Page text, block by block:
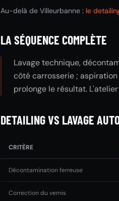
Au-delà de Villeurbanne : le
LA SÉQUENCE COMPLÈTE
Lavage technique,
côté carrosserie ;
prolonge le résultat.
DETAILING VS LAVAGE
CRITÈRE
Décontamination ferreuse
Correction du vernis